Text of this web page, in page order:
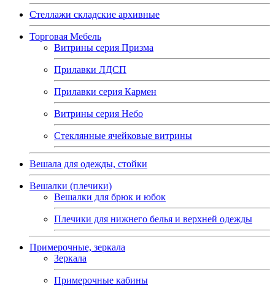
Стеллажи складские архивные
Торговая Мебель
Витрины серия Призма
Прилавки ЛДСП
Прилавки серия Кармен
Витрины серия Небо
Стеклянные ячейковые витрины
Вешала для одежды, стойки
Вешалки (плечики)
Вешалки для брюк и юбок
Плечики для нижнего белья и верхней одежды
Примерочные, зеркала
Зеркала
Примерочные кабины